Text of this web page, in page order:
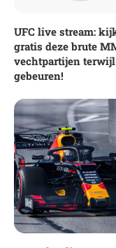
UFC live stream:
gratis deze brute
vechtpartijen
gebeuren!